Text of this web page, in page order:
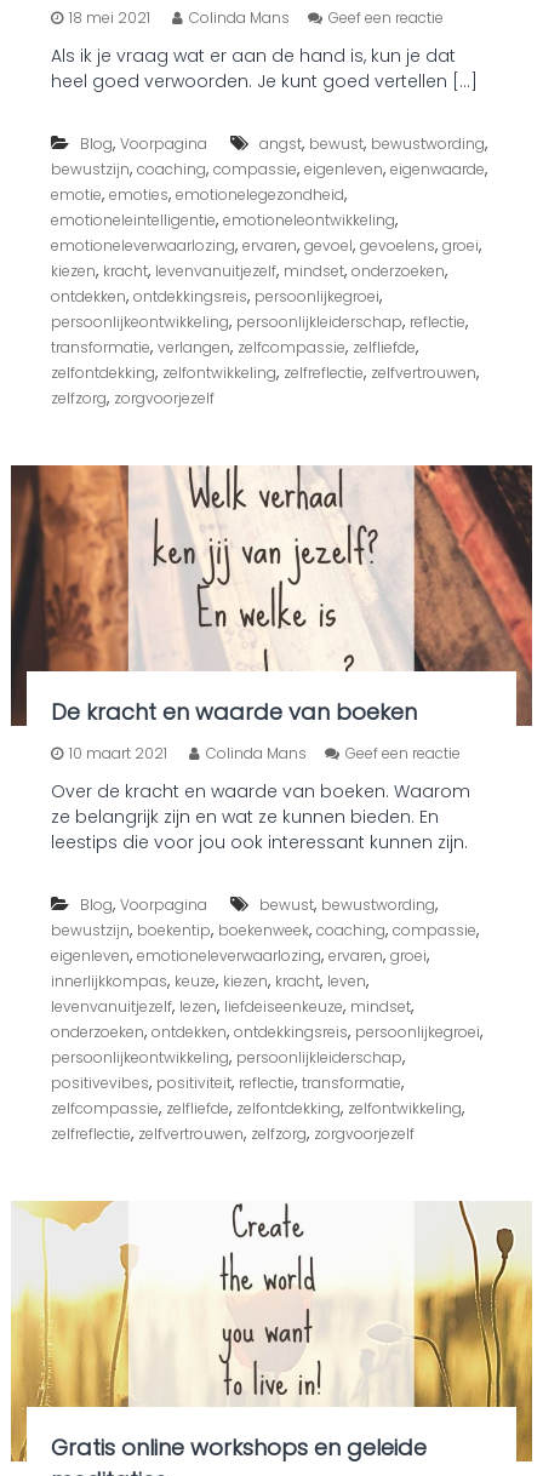
18 mei 2021 Colinda Mans Geef een reactieo
D
e
r
s
t
a
n
a
e
n
v
a
n
u
i
t
j
e
f
Als ik je vraag wat er aan de hand is, kun je dat
heel goed verwoorden. Je kunt goed vertellen […]
Blog, Voorpagina angst, bewust, bewustwording,
bewustzijn, coaching, compassie, eigenleven, eigenwaarde,
emotie, emoties, emotionelegezondheid,
emotioneleintelligentie, emotioneleontwikkeling,
emotioneleverwaarlozing, ervaren, gevoel, gevoelens, groei,
kiezen, kracht, levenvanuitjezelf, mindset, onderzoeken,
ontdekken, ontdekkingsreis, persoonlijkegroei,
persoonlijkeontwikkeling, persoonlijkleiderschap, reflectie,
transformatie, verlangen, zelfcompassie, zelfliefde,
zelfontdekking, zelfontwikkeling, zelfreflectie, zelfvertrouwen,
zelfzorg, zorgvoorjezelf
De kracht en waarde van boeken
10 maart 2021 Colinda Mans Geef een reactieo
D
k
h
a
d
e
b
o
k
e
n
Over de kracht en waarde van boeken. Waarom
ze belangrijk zijn en wat ze kunnen bieden. En
leestips die voor jou ook interessant kunnen zijn.
Blog, Voorpagina bewust, bewustwording,
bewustzijn, boekentip, boekenweek, coaching, compassie,
eigenleven, emotioneleverwaarlozing, ervaren, groei,
innerlijkkompas, keuze, kiezen, kracht, leven,
levenvanuitjezelf, lezen, liefdeiseenkeuze, mindset,
onderzoeken, ontdekken, ontdekkingsreis, persoonlijkegroei,
persoonlijkeontwikkeling, persoonlijkleiderschap,
positivevibes, positiviteit, reflectie, transformatie,
zelfcompassie, zelfliefde, zelfontdekking, zelfontwikkeling,
zelfreflectie, zelfvertrouwen, zelfzorg, zorgvoorjezelf
Gratis online workshops en geleide